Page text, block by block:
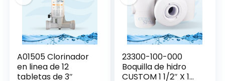
A01505 Clorinador
en linea de 12
tabletas de 3″
23300-100-000
Boquilla de hidro
CUSTOM 1 1/2″ X 1